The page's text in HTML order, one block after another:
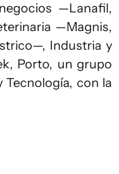
—Lanafil,
—Magnis,
Industria y
Porto, un grupo
con la